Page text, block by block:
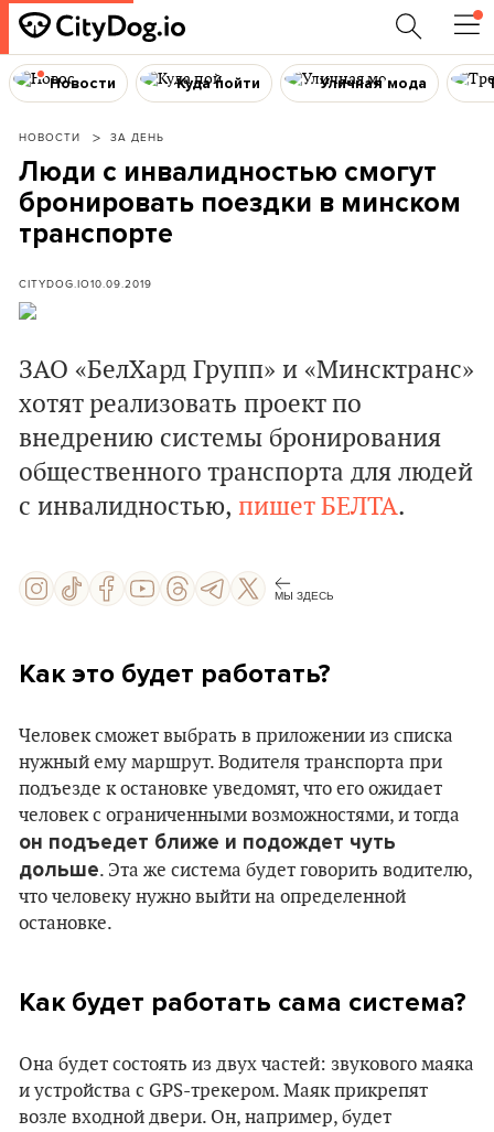
Новости Куда пойти Уличная мода
НОВОСТИ ЗА ДЕНЬ
Люди с инвалидностью смогут
бронировать поездки в минском
транспорте
CITYDOG.IO10.09.2019
ЗАО «БелХард Групп» и «Минсктранс»
хотят реализовать проект по
внедрению системы бронирования
общественного транспорта для людей
с инвалидностью, пишет БЕЛТА.
МЫ ЗДЕСЬ
Как это будет работать?
Человек сможет выбрать в приложении из списка
нужный ему маршрут. Водителя транспорта при
подъезде к остановке уведомят, что его ожидает
человек с ограниченными возможностями, и тогда
он подъедет ближе и подождет чуть
дольше. Эта же система будет говорить водителю,
что человеку нужно выйти на определенной
остановке.
Как будет работать сама система?
Она будет состоять из двух частей: звукового маяка
и устройства с GPS-трекером. Маяк прикрепят
возле входной двери. Он, например, будет